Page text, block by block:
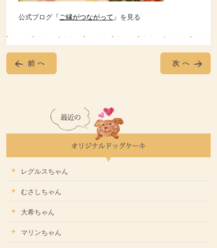
公式ブログ『ご縁がつながって 』を見る
レグルスちゃん
むさしちゃん
大希ちゃん
マリンちゃん